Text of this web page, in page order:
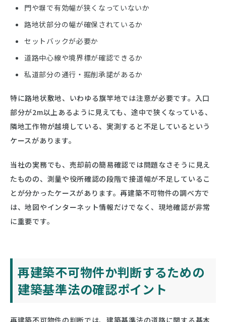
門や塀で有効幅が狭くなっていないか
路地状部分の幅が確保されているか
セットバックが必要か
道路中心線や境界標が確認できるか
私道部分の通行・掘削承諾があるか
特に路地状敷地、いわゆる旗竿地では注意が必要です。入口
部分が2m以上あるように見えても、途中で狭くなっている、
隣地工作物が越境している、実測すると不足しているという
ケースがあります。
当社の実務でも、売却前の簡易確認では問題なさそうに見え
たものの、測量や役所確認の段階で接道幅が不足しているこ
とが分かったケースがあります。再建築不可物件の調べ方で
は、地図やインターネット情報だけでなく、現地確認が非常
に重要です。
再建築不可物件か判断するための
建築基準法の確認ポイント